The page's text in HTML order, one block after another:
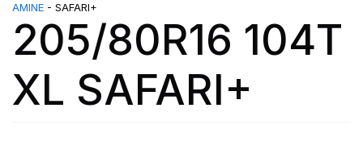
AMINE - SAFARI+
205/80R16 104T
XL SAFARI+